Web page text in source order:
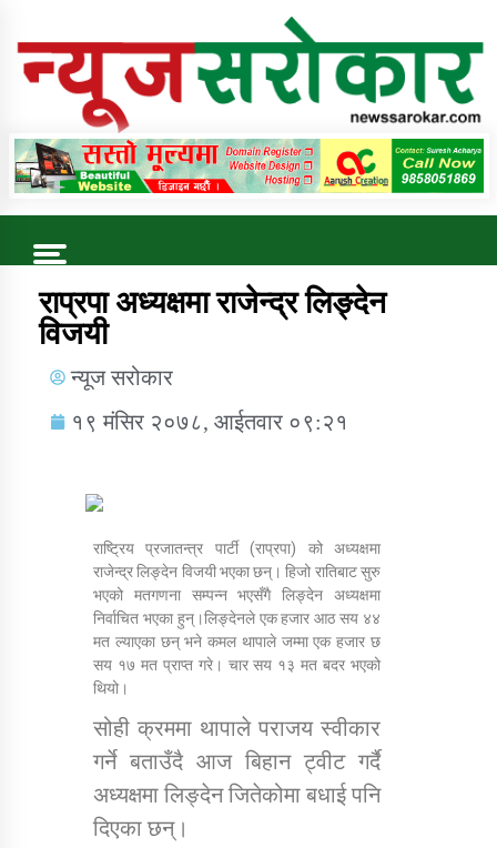
Online News Portal
Trending Now
कुषि बिकास कार्यालय जुम्ला सुचना सन्देश
डिभिजन कार्यालय जुम्लाको सुचना सन्देश
सामाजिक बिकास कार्यालय जुम्लाकाे सुचना
राप्रपा अध्यक्षमा राजेन्द्र लिङ्देन
विजयी
न्यूज सरोकार
१९ मंसिर २०७८, आईतवार ०९:२१
राष्ट्रिय प्रजातन्त्र पार्टी (राप्रपा) को अध्यक्षमा
राजेन्द्र लिङ्देन विजयी भएका छन्। हिजो रातिबाट सुरु
भएको मतगणना सम्पन्न भएसँगै लिङ्देन अध्यक्षमा
निर्वाचित भएका हुन्।लिङ्देनले एक हजार आठ सय ४४
मत ल्याएका छन् भने कमल थापाले जम्मा एक हजार छ
सय १७ मत प्राप्त गरे। चार सय १३ मत बदर भएको
थियो।
सोही क्रममा थापाले पराजय स्वीकार
गर्ने बताउँदै आज बिहान ट्वीट गर्दै
अध्यक्षमा लिङ्देन जितेकोमा बधाई पनि
दिएका छन्।